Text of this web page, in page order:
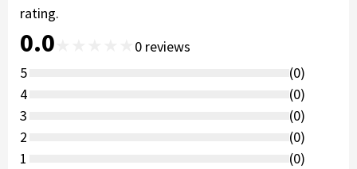
rating.
0.0 0 reviews
5
(0)
4
(0)
3
(0)
2
(0)
1
(0)